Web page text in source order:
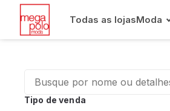
Todas as lojasModa
Tipo de venda